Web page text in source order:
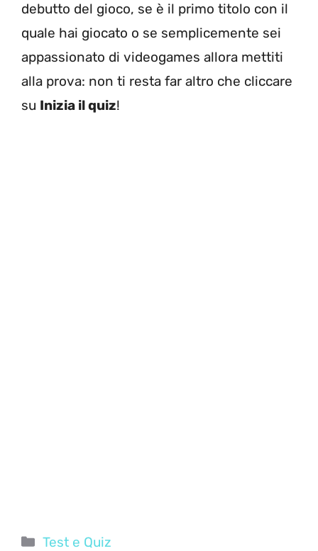
debutto del gioco, se è il primo titolo con il
quale hai giocato o se semplicemente sei
appassionato di videogames allora mettiti
alla prova: non ti resta far altro che cliccare
su Inizia il quiz!
Categorie
Test e Quiz